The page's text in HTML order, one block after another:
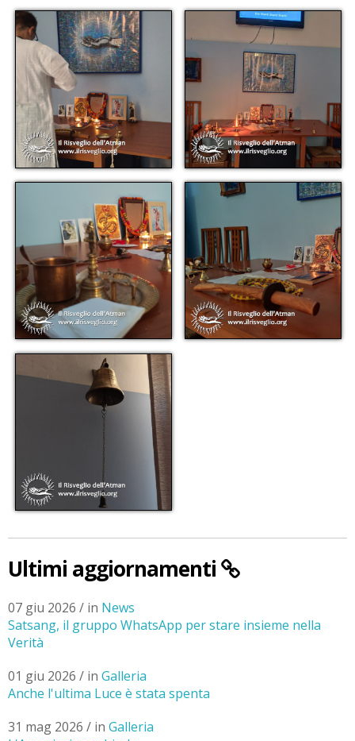
Ultimi aggiornamenti
07 giu 2026 / in News
Satsang, il gruppo WhatsApp per stare insieme nella
Verità
01 giu 2026 / in Galleria
Anche l'ultima Luce è stata spenta
31 mag 2026 / in Galleria